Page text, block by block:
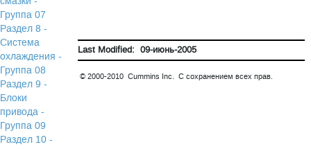
Группа 07
Раздел 8 -
Система
охлаждения -
Группа 08
Раздел 9 -
Блоки
привода -
Группа 09
Раздел 10 -
Last Modified: 09-июнь-2005
© 2000-2010 Cummins Inc. С сохранением всех прав.